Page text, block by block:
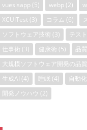
vueslsapp (5) webp (2)
XCUITest (3) コラム (6)
ソフトウェア技術 (3) テスト
仕事術 (3) 健康術 (5) 品
大規模ソフトウェア開発の品
生成AI (4) 睡眠 (4) 自動化
開発ノウハウ (2)